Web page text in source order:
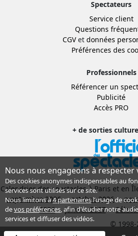
Spectateurs
Service client
Questions
CGVet données
Préférences des
Professionnels
Référencer un
Publicité
Accès PRO
+ de sorties
Calendrier des spectacles à Paris et en
septembre 2026
octobre 2026
2026
janvier 2027
© 1998-
Nous nous engageons à
Des cookies anonymes indispensables au
services sont utilisés sur ce site.
Nous limitons à4 partenairesl’usage de
devos préférences, afin d'étudier notre
services et diffuser des vidéos.